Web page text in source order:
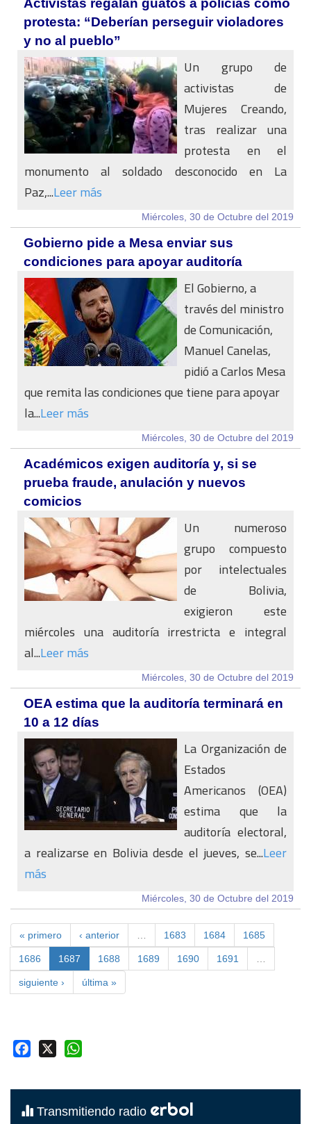
Activistas regalan guatos a policías como
protesta: “Deberían perseguir violadores
y no al pueblo”
Un grupo de
activistas de
Mujeres Creando,
tras realizar una
protesta en el
monumento al soldado desconocido en La
Paz,...Leer más
Miércoles, 30 de Octubre del 2019
Gobierno pide a Mesa enviar sus
condiciones para apoyar auditoría
El Gobierno, a
través del ministro
de Comunicación,
Manuel Canelas,
pidió a Carlos Mesa
que remita las condiciones que tiene para apoyar
la...Leer más
Miércoles, 30 de Octubre del 2019
Académicos exigen auditoría y, si se
prueba fraude, anulación y nuevos
comicios
Un numeroso
grupo compuesto
por intelectuales
de Bolivia,
exigieron este
miércoles una auditoría irrestricta e integral
al...Leer más
Miércoles, 30 de Octubre del 2019
OEA estima que la auditoría terminará en
10 a 12 días
La Organización de
Estados
Americanos (OEA)
estima que la
auditoría electoral,
a realizarse en Bolivia desde el jueves, se...Leer
más
Miércoles, 30 de Octubre del 2019
« primero ‹ anterior 1683 1684 1685
1686 1687 1688 1689 1690 1691
siguiente › última »
Facebook
Transmitiendo radio erbol